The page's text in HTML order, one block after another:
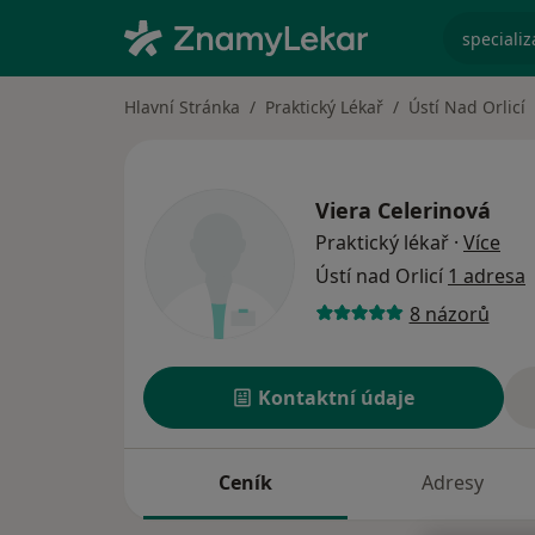
Hlavní Stránka Praktický Lékař Ústí Nad Orlicí
Viera Celerinová
Praktický lékař · Více
Ústí nad Orlicí 1 adresa
8 názorů
Kontaktní údaje
Ceník Adresy